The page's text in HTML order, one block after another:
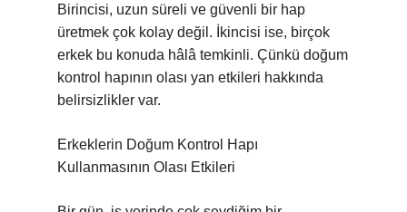
Birincisi, uzun süreli ve güvenli bir hap
üretmek çok kolay değil. İkincisi ise, birçok
erkek bu konuda hâlâ temkinli. Çünkü doğum
kontrol hapının olası yan etkileri hakkında
belirsizlikler var.
Erkeklerin Doğum Kontrol Hapı
Kullanmasının Olası Etkileri